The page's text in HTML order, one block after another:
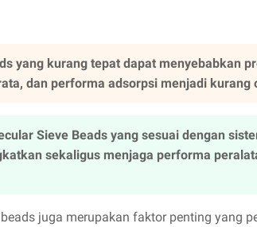
yang kurang tepat dapat menyebabkan
dan performa adsorpsi menjadi kurang
Sieve Beads yang sesuai dengan
sekaligus menjaga performa
juga merupakan faktor penting yang